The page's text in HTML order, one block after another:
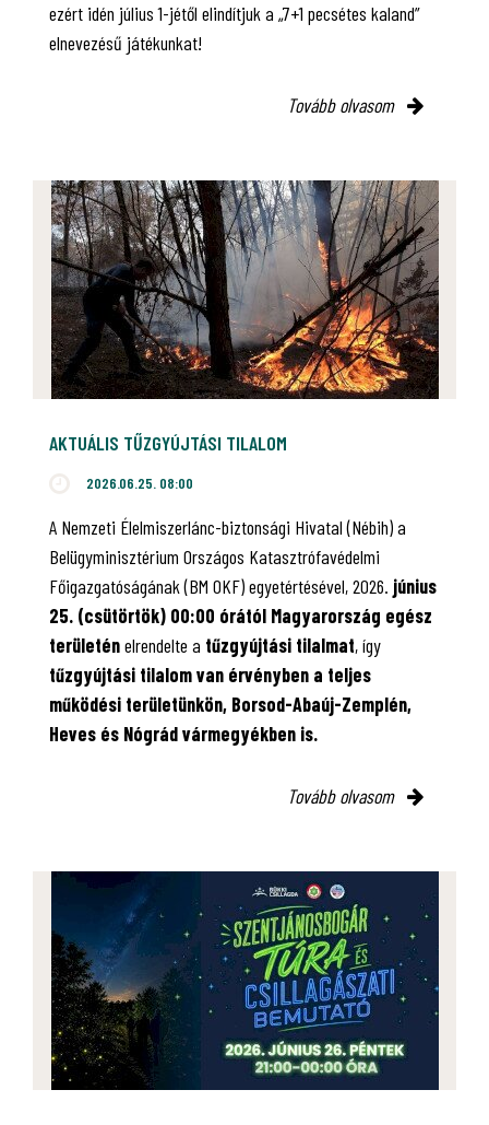
ezért idén július 1-jétől elindítjuk a „7+1 pecsétes kaland”
elnevezésű játékunkat!
Tovább olvasom
AKTUÁLIS TŰZGYÚJTÁSI TILALOM
2026.06.25. 08:00
A Nemzeti Élelmiszerlánc-biztonsági Hivatal (Nébih) a
Belügyminisztérium Országos Katasztrófavédelmi
Főigazgatóságának (BM OKF) egyetértésével, 2026. június
25. (csütörtök) 00:00 órától Magyarország egész
területénelrendelte a tűzgyújtási tilalmat, így
tűzgyújtási tilalom van érvényben a teljes
működési területünkön, Borsod-Abaúj-Zemplén,
Heves és Nógrád vármegyékben is.
Tovább olvasom